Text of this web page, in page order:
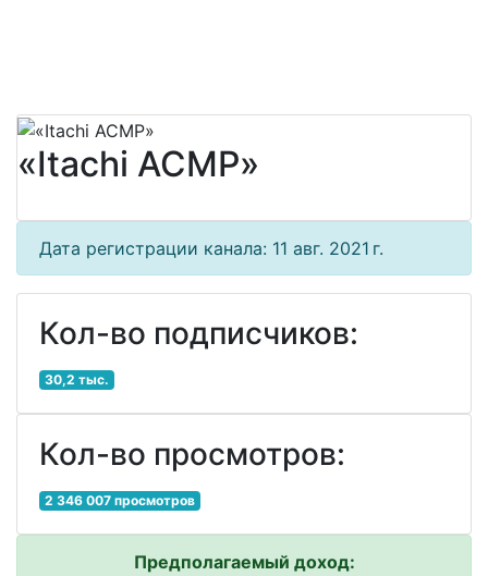
«Itachi АСМР»
Дата регистрации канала: 11 авг. 2021 г.
Кол-во подписчиков:
30,2 тыс.
Кол-во просмотров:
2 346 007 просмотров
Предполагаемый доход: